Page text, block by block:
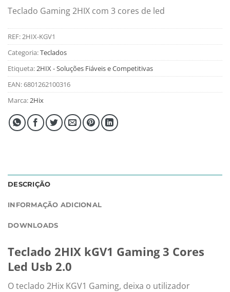
Teclado Gaming 2HIX com 3 cores de led
REF:2HIX-KGV1
Categoria:Teclados
Etiqueta:2HIX - Soluções Fiáveis e Competitivas
EAN:6801262100316
Marca:2Hix
DESCRIÇÃO
INFORMAÇÃO ADICIONAL
DOWNLOADS
Teclado 2HIX kGV1 Gaming 3 Cores
Led Usb 2.0
O teclado 2Hix KGV1 Gaming, deixa o utilizador